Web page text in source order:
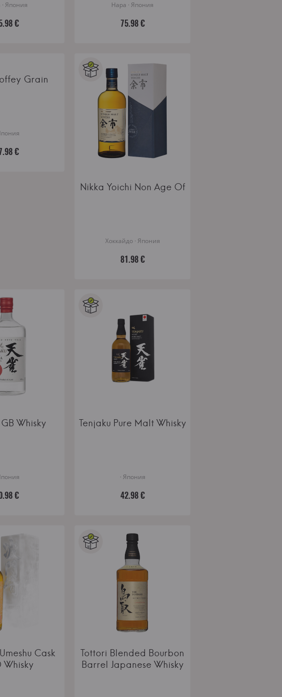
Япония
€
Нара · Япония
75.98 €
Grain
€
Nikka Yoichi Non Age Of
Хоккайдо · Япония
81.98 €
Whisky
€
Tenjaku Pure Malt Whisky
· Япония
42.98 €
Cask
Whisky
Tottori Blended Bourbon
Barrel Japanese Whisky